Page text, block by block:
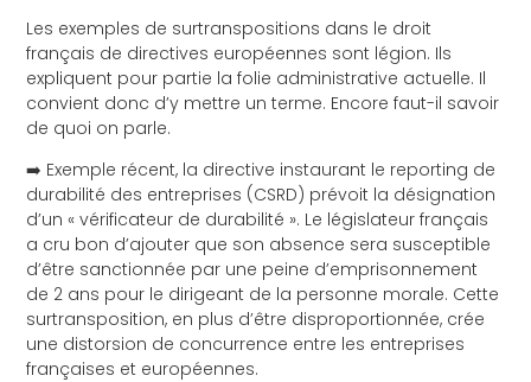
Les exemples de surtranspositions dans le droit
français de directives européennes sont légion. Ils
expliquent pour partie la folie administrative actuelle. Il
convient donc d’y mettre un terme. Encore faut-il savoir
de quoi on parle.
➡️ Exemple récent, la directive instaurant le reporting de
durabilité des entreprises (CSRD) prévoit la désignation
d’un « vérificateur de durabilité ». Le législateur français
a cru bon d’ajouter que son absence sera susceptible
d’être sanctionnée par une peine d’emprisonnement
de 2 ans pour le dirigeant de la personne morale. Cette
surtransposition, en plus d’être disproportionnée, crée
une distorsion de concurrence entre les entreprises
françaises et européennes.